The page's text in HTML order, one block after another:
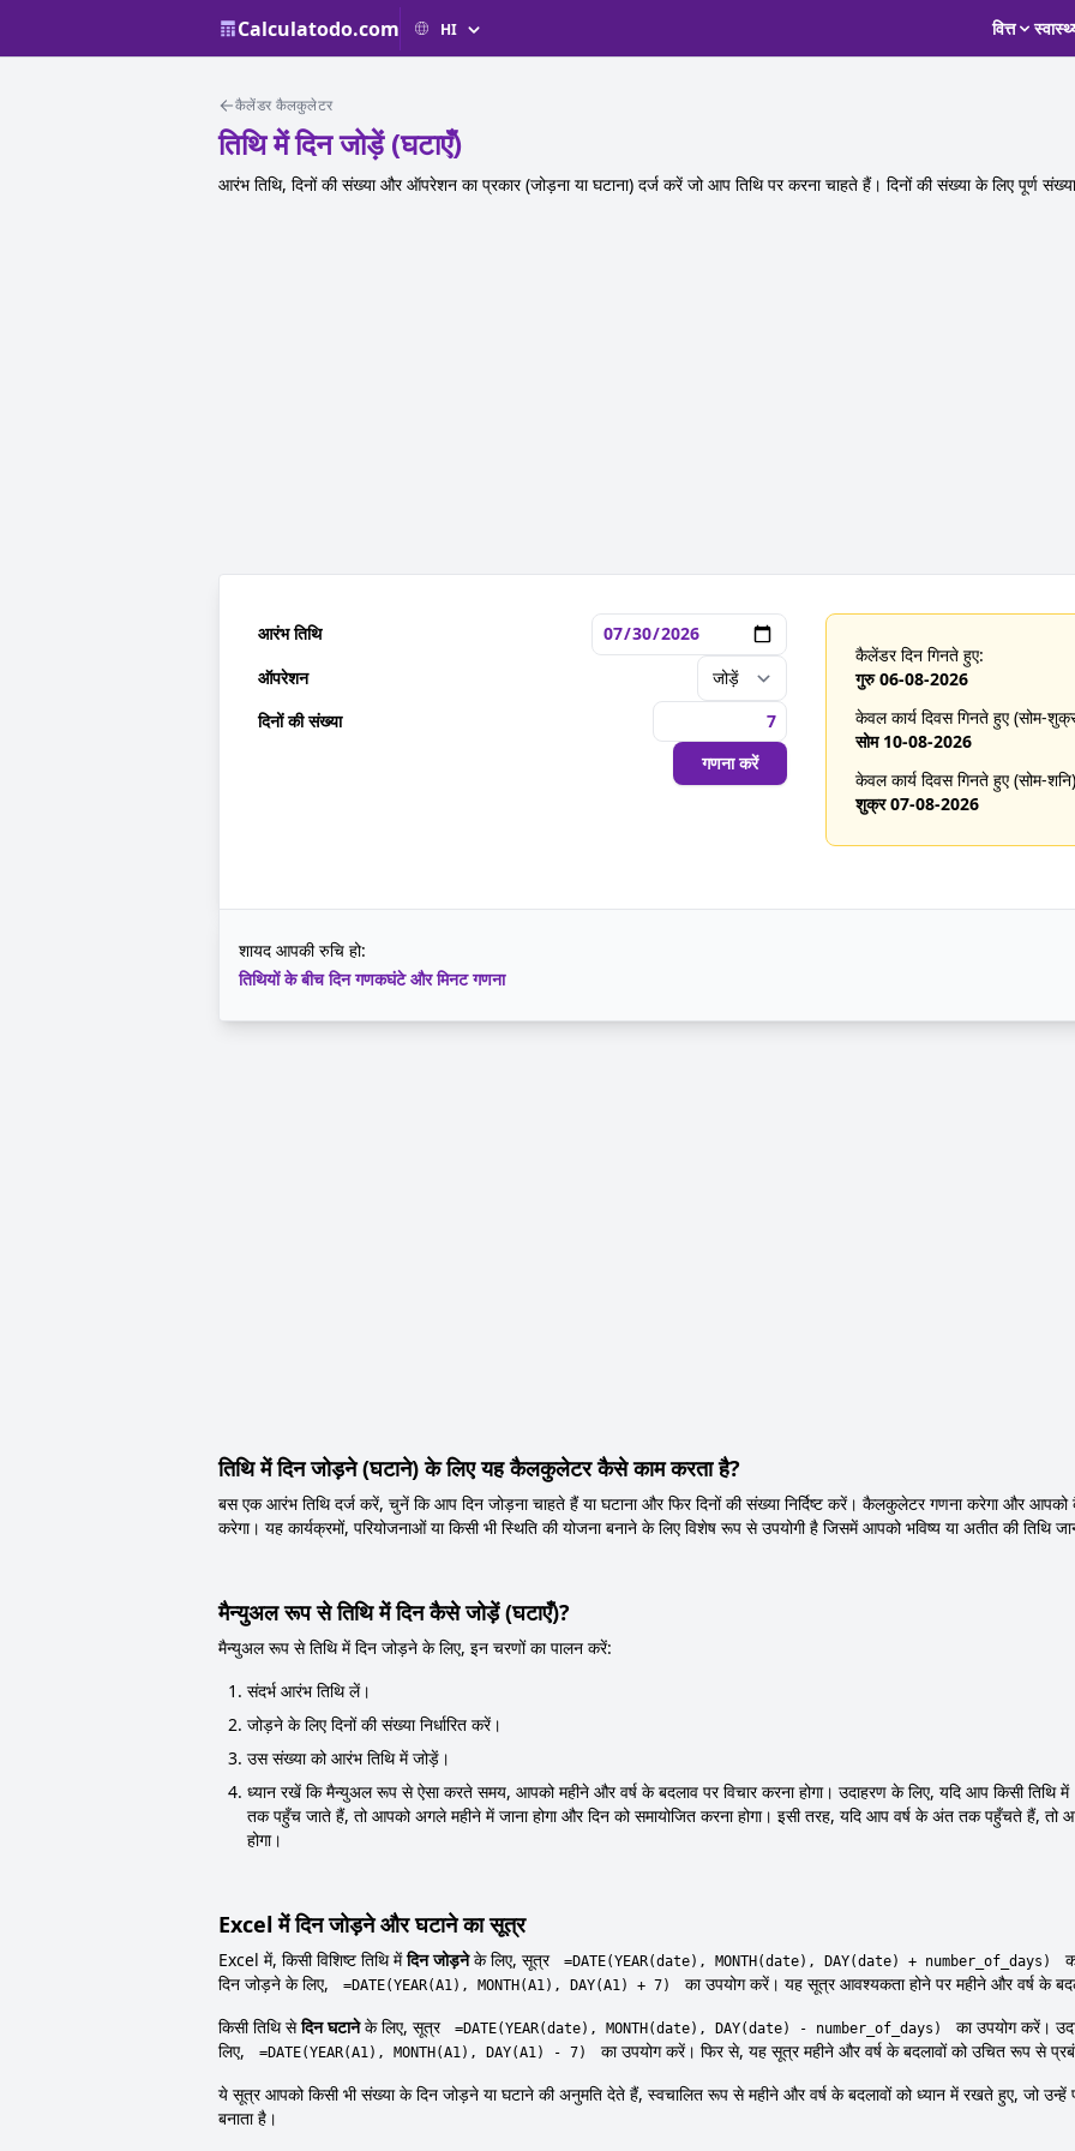
Calculatodo.com वित्त
कैलेंडर कैलकुलेटर
तिथि में दिन जोड़ें (घटाएँ)
आरंभ तिथि, दिनों की संख्या और ऑपरेशन का प्रकार (जोड़ना या घटाना) दर्ज करें जो आप तिथि पर करना चाहते हैं। दिनों की संख्या के लिए पूर्ण
आरंभ तिथि
ऑपरेशन
दिनों की संख्या
गणना करें
कैलेंडर दिन गिनते हुए:
गुरु 06-08-2026
केवल कार्य दिवस गिनते हुए (सोम-
सोम 10-08-2026
केवल कार्य दिवस गिनते हुए (सोम-
शुक्र 07-08-2026
शायद आपकी रुचि हो:
तिथियों के बीच दिन गणकघंटे और मिनट गणना
तिथि में दिन जोड़ने (घटाने) के लिए यह कैलकुलेटर कैसे काम करता है?
बस एक आरंभ तिथि दर्ज करें, चुनें कि आप दिन जोड़ना चाहते हैं या घटाना और फिर दिनों की संख्या निर्दिष्ट करें। कैलकुलेटर गणना करेगा और आपको
करेगा। यह कार्यक्रमों, परियोजनाओं या किसी भी स्थिति की योजना बनाने के लिए विशेष रूप से उपयोगी है जिसमें आपको भविष्य या अतीत की तिथि
मैन्युअल रूप से तिथि में दिन कैसे जोड़ें (घटाएँ)?
मैन्युअल रूप से तिथि में दिन जोड़ने के लिए, इन चरणों का पालन करें:
संदर्भ आरंभ तिथि लें।
जोड़ने के लिए दिनों की संख्या निर्धारित करें।
उस संख्या को आरंभ तिथि में जोड़ें।
ध्यान रखें कि मैन्युअल रूप से ऐसा करते समय, आपको महीने और वर्ष के बदलाव पर विचार करना होगा। उदाहरण के लिए, यदि आप किसी
तक पहुँच जाते हैं, तो आपको अगले महीने में जाना होगा और दिन को समायोजित करना होगा। इसी तरह, यदि आप वर्ष के अंत तक पहुँचते हैं, तो
होगा।
Excel में दिन जोड़ने और घटाने का सूत्र
Excel में, किसी विशिष्ट तिथि मेंदिन जोड़नेके लिए, सूत्र =DATE(YEAR(date), MONTH(date), DAY(date) + number_of_days)
दिन जोड़ने के लिए,
=DATE(YEAR(A1), MONTH(A1), DAY(A1) + 7)
का उपयोग करें। यह सूत्र आवश्यकता होने पर महीने और वर्ष के
किसी तिथि सेदिन घटानेके लिए, सूत्र =DATE(YEAR(date), MONTH(date), DAY(date) - number_of_days)
का उपयोग करें।
लिए,
=DATE(YEAR(A1), MONTH(A1), DAY(A1) - 7)
का उपयोग करें। फिर से, यह सूत्र महीने और वर्ष के बदलावों को उचित रूप से
ये सूत्र आपको किसी भी संख्या के दिन जोड़ने या घटाने की अनुमति देते हैं, स्वचालित रूप से महीने और वर्ष के बदलावों को ध्यान में रखते हुए, जो
बनाता है।